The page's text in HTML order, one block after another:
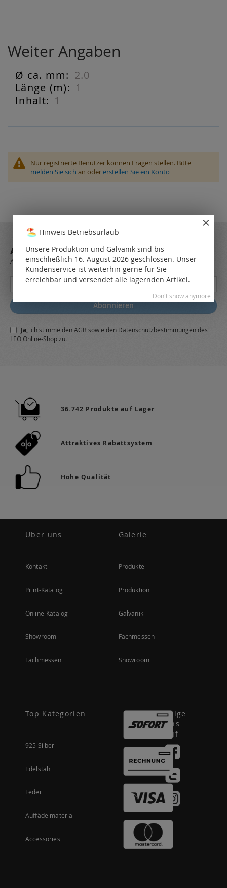
Weiter Angaben
Weiter
Angaben
2.0
1
1
Nur registrierte Benutzer können Fragen stellen. Bitte
melden Sie sich an odererstellen Sie ein Konto
ABONNIEREN SIE UNSEREN NEWSLETTER
Always stay up to date and find out what's new from the very first hand.
Melden
sich
für
Newsletter
a:
Abonnieren
Ja, ich stimme denAGB sowie den Datenschutzbestimmungendes
LEO Online-Shop zu.
36.742 Produkte auf Lager
Attraktives Rabattsystem
Hohe Qualität
Über uns
Kontakt
Print-Katalog
Online-Katalog
Showroom
Fachmessen
Galerie
Produkte
Produktion
Galvanik
Fachmessen
Showroom
Top Kategorien
925 Silber
Edelstahl
Leder
Auffädelmaterial
Accessories
Folge
uns
auf
Hinweis Betriebsurlaub
Unsere Produktion und Galvanik sind bis
einschließlich 16. August 2026 geschlossen. Unser
Kundenservice ist weiterhin gerne für Sie
erreichbar und versendet alle lagernden Artikel.
Don't show anymore